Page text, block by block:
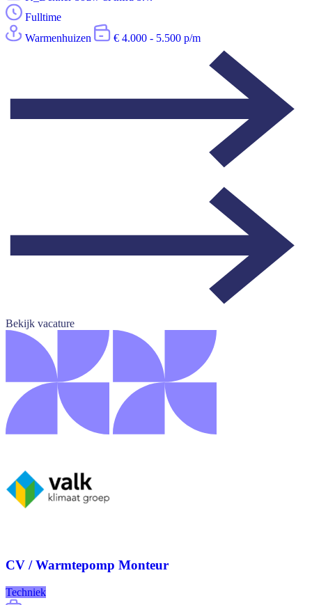
Fulltime
Warmenhuizen
€ 4.000 - 5.500 p/m
Bekijk vacature
CV / Warmtepomp Monteur
Techniek